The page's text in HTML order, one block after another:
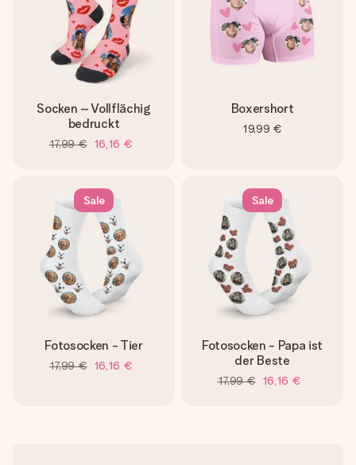
Socken – Vollflächig
bedruckt
17,99 € 16,16 €
Boxershort
19,99 €
Sale
Fotosocken - Tier
17,99 € 16,16 €
Sale
Fotosocken - Papa ist
der Beste
17,99 € 16,16 €